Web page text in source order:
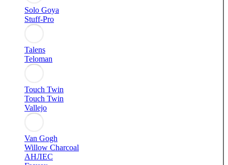
Solo Goya
Stuff-Pro
Talens
Teloman
Touch Twin
Touch Twin
Vallejo
Van Gogh
Willow Charcoal
АНЛЕС